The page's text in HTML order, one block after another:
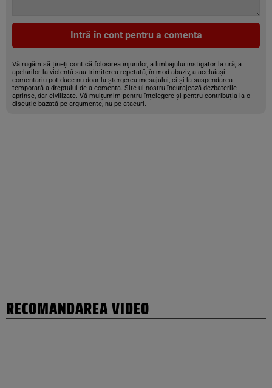
Intră în cont pentru a comenta
Vă rugăm să țineți cont că folosirea injuriilor, a limbajului instigator la ură, a
apelurilor la violență sau trimiterea repetată, în mod abuziv, a aceluiași
comentariu pot duce nu doar la ștergerea mesajului, ci și la suspendarea
temporară a dreptului de a comenta. Site-ul nostru încurajează dezbaterile
aprinse, dar civilizate. Vă mulțumim pentru înțelegere și pentru contribuția la o
discuție bazată pe argumente, nu pe atacuri.
RECOMANDAREA VIDEO